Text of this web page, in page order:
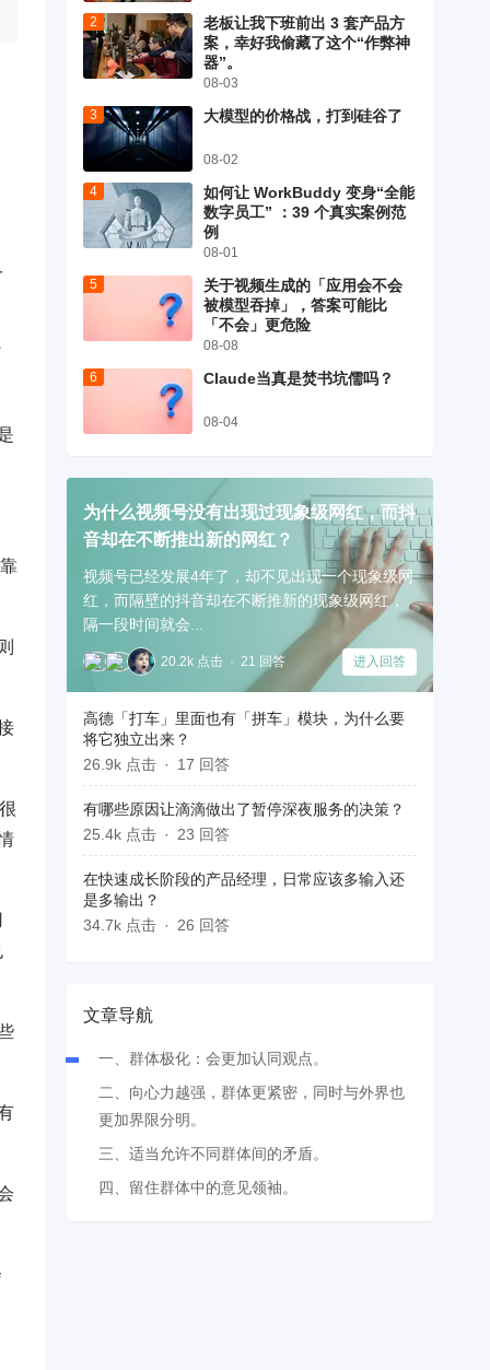
老板让我下班前出 3 套产品方
案，幸好我偷藏了这个“作弊神
器”。
08-03
大模型的价格战，打到硅谷了
08-02
如何让 WorkBuddy 变身“全能
数字员工” ：39 个真实案例范
例
08-01
关于视频生成的「应用会不会
被模型吞掉」，答案可能比
「不会」更危险
08-08
Claude当真是焚书坑儒吗？
08-04
为什么视频号没有出现过现象级网红，而抖
音却在不断推出新的网红？
视频号已经发展4年了，却不见出现一个现象级网
红，而隔壁的抖音却在不断推新的现象级网红，
隔一段时间就会...
20.2k 点击 21 回答 进入回答
高德「打车」里面也有「拼车」模块，为什么要
将它独立出来？
26.9k 点击
17 回答
有哪些原因让滴滴做出了暂停深夜服务的决策？
25.4k 点击
23 回答
在快速成长阶段的产品经理，日常应该多输入还
是多输出？
34.7k 点击
26 回答
文章导航
一、群体极化：会更加认同观点。
二、向心力越强，群体更紧密，同时与外界也
更加界限分明。
三、适当允许不同群体间的矛盾。
四、留住群体中的意见领袖。